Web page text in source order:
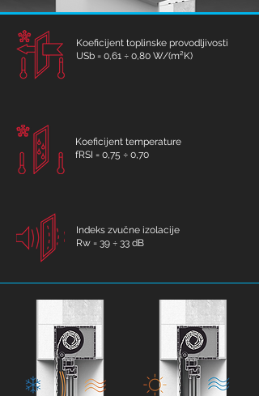
Koeficijent toplinske provodljivosti
USb = 0,61 ÷ 0,80 W/(m²K)
Koeficijent temperature
fRSI = 0,75 ÷ 0,70
Indeks zvučne izolacije
Rw = 39 ÷ 33 dB